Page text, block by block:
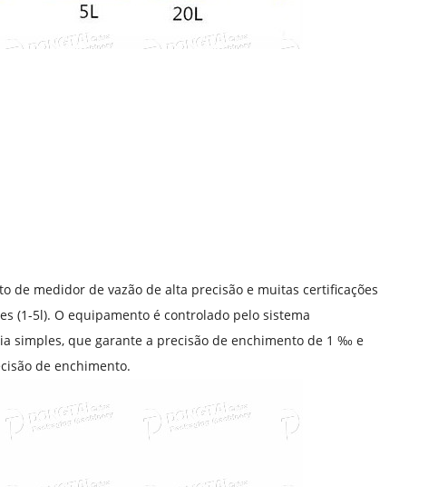
de medidor de vazão de alta precisão e muitas certificações
(1-5l). O equipamento é controlado pelo sistema
simples, que garante a precisão de enchimento de 1 ‰ e
de enchimento.